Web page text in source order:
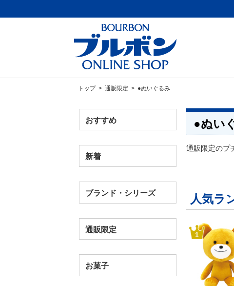
トップ> 通販限定 > ●ぬいぐるみ
おすすめ
新着
ブランド・シリーズ
通販限定
お菓子
●ぬい
通販限定のプ
人気ラ
1